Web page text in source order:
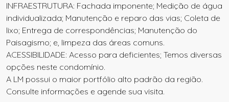
INFRAESTRUTURA: Fachada imponente; Medição de água
individualizada; Manutenção e reparo das vias; Coleta de
lixo; Entrega de correspondências; Manutenção do
Paisagismo; e, limpeza das áreas comuns.
ACESSIBILIDADE: Acesso para deficientes; Temos diversas
opções neste condomínio.
A LM possui o maior portfólio alto padrão da região.
Consulte informações e agende sua visita.